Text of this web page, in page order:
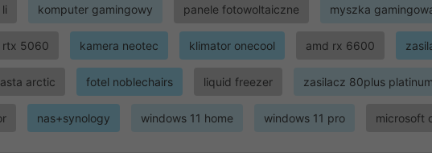
komputer gamingowy panele fotowoltaiczne myszka
rtx 5060 kamera neotec klimator onecool amd rx 6600
arctic fotel noblechairs liquid freezer zasilacz 80plus platinum
nas+synology windows 11 home windows 11 pro microsoft